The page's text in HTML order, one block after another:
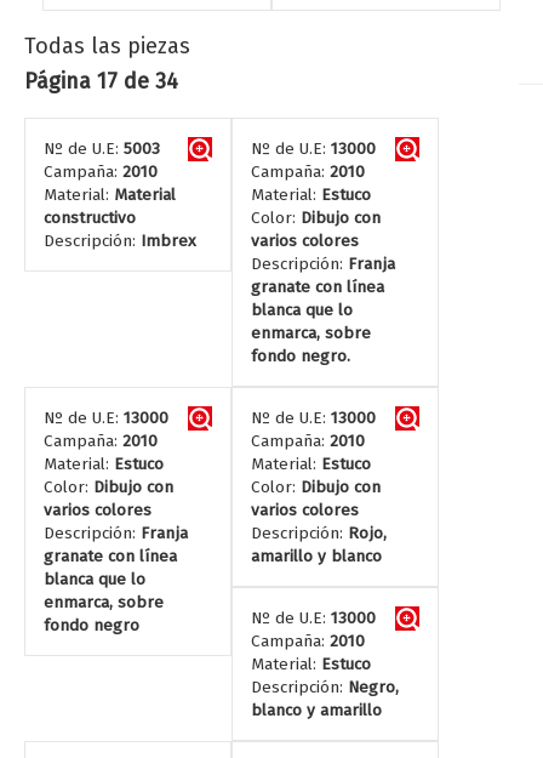
Todas las piezas
Página 17 de 34
Nº de U.E: 5003
Campaña: 2010
Material: Material
constructivo
Descripción: Imbrex
Nº de U.E: 13000
Campaña: 2010
Material: Estuco
Color: Dibujo con
varios colores
Descripción: Franja
granate con línea
blanca que lo
enmarca, sobre
fondo negro.
Nº de U.E: 13000
Campaña: 2010
Material: Estuco
Color: Dibujo con
varios colores
Descripción: Franja
granate con línea
blanca que lo
enmarca, sobre
fondo negro
Nº de U.E: 13000
Campaña: 2010
Material: Estuco
Color: Dibujo con
varios colores
Descripción: Rojo,
amarillo y blanco
Nº de U.E: 13000
Campaña: 2010
Material: Estuco
Descripción: Negro,
blanco y amarillo